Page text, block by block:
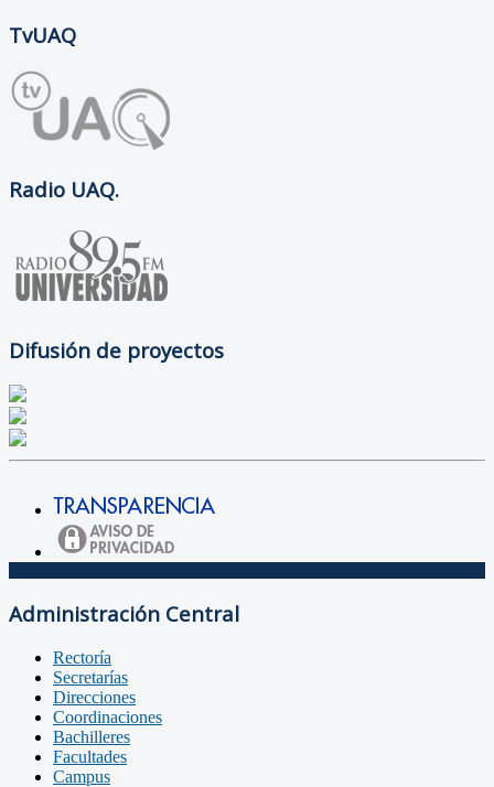
TvUAQ
Radio UAQ.
Difusión de proyectos
Administración Central
Rectoría
Secretarías
Direcciones
Coordinaciones
Bachilleres
Facultades
Campus